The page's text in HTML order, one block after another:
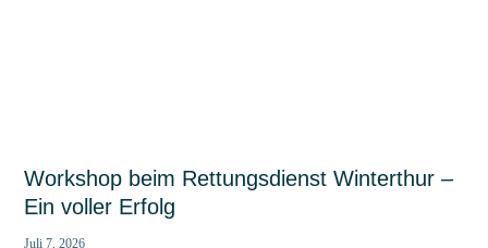
Workshop beim Rettungsdienst Winterthur –
Ein voller Erfolg
Juli 7, 2026